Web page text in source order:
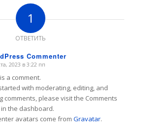
1
ОТВЕТИТЬ
Commenter
2023 в 3:22 пп
a comment.
with moderating, editing, and
comments, please visit the Comments
the dashboard.
avatars come from Gravatar.